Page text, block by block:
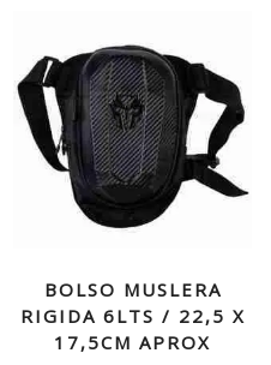
BOLSO MUSLERA
RIGIDA 6LTS / 22,5 X
17,5CM APROX